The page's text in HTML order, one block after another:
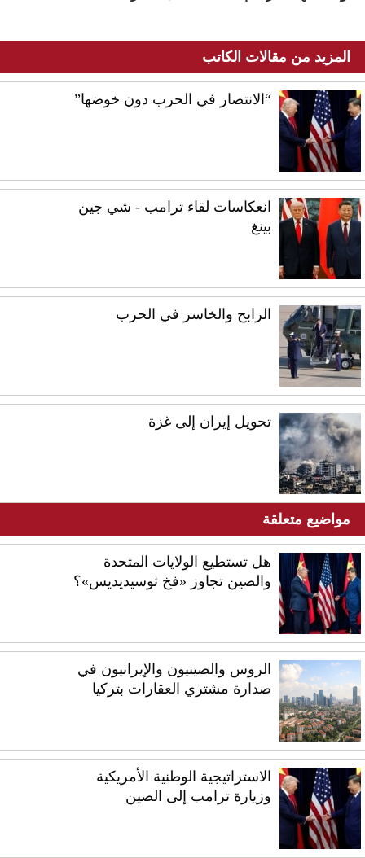
المزيد من مقالات الكاتب
“الانتصار في الحرب دون خوضها”
انعكاسات لقاء ترامب - شي جين
بينغ
الرابح والخاسر في الحرب
تحويل إيران إلى غزة
مواضيع متعلقة
هل تستطيع الولايات المتحدة
والصين تجاوز «فخ ثوسيديديس»؟
الروس والصينيون والإيرانيون في
صدارة مشتري العقارات بتركيا
الاستراتيجية الوطنية الأمريكية
وزيارة ترامب إلى الصين